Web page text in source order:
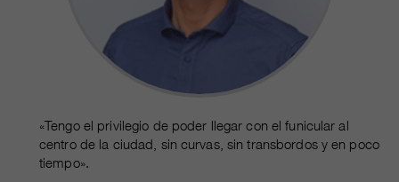
«Tengo el privilegio de poder llegar con el funicular al
centro de la ciudad, sin curvas, sin transbordos y en poco
tiempo».